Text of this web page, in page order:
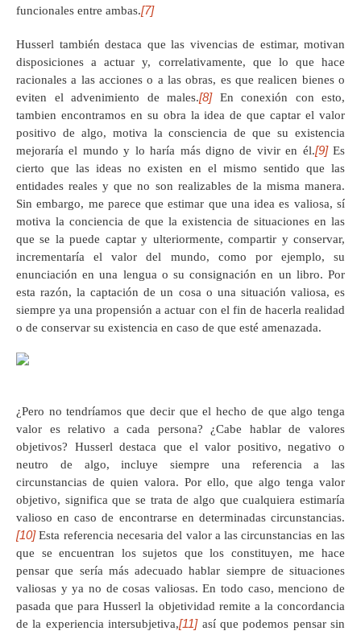
funcionales entre ambas.[7]
Husserl también destaca que las vivencias de estimar, motivan
disposiciones a actuar y, correlativamente, que lo que hace
racionales a las acciones o a las obras, es que realicen bienes o
eviten el advenimiento de males.[8]En conexión con esto,
tambien encontramos en su obra la idea de que captar el valor
positivo de algo, motiva la consciencia de que su existencia
mejoraría el mundo y lo haría más digno de vivir en él.[9]Es
cierto que las ideas no existen en el mismo sentido que las
entidades reales y que no son realizables de la misma manera.
Sin embargo, me parece que estimar que una idea es valiosa, sí
motiva la conciencia de que la existencia de situaciones en las
que se la puede captar y ulteriormente, compartir y conservar,
incrementaría el valor del mundo, como por ejemplo, su
enunciación en una lengua o su consignación en un libro. Por
esta razón, la captación de un cosa o una situación valiosa, es
siempre ya una propensión a actuar con el fin de hacerla realidad
o de conservar su existencia en caso de que esté amenazada.
¿Pero no tendríamos que decir que el hecho de que algo tenga
valor es relativo a cada persona? ¿Cabe hablar de valores
objetivos? Husserl destaca que el valor positivo, negativo o
neutro de algo, incluye siempre una referencia a las
circunstancias de quien valora. Por ello, que algo tenga valor
objetivo, significa que se trata de algo que cualquiera estimaría
valioso en caso de encontrarse en determinadas circunstancias.
[10]Esta referencia necesaria del valor a las circunstancias en las
que se encuentran los sujetos que los constituyen, me hace
pensar que sería más adecuado hablar siempre de situaciones
valiosas y ya no de cosas valiosas. En todo caso, menciono de
pasada que para Husserl la objetividad remite a la concordancia
de la experiencia intersubjetiva,[11]así que podemos pensar sin